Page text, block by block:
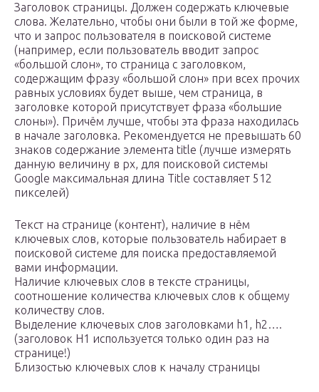
Заголовок страницы. Должен содержать ключевые
слова. Желательно, чтобы они были в той же форме,
что и запрос пользователя в поисковой системе
(например, если пользователь вводит запрос
«большой слон», то страница с заголовком,
содержащим фразу «большой слон» при всех прочих
равных условиях будет выше, чем страница, в
заголовке которой присутствует фраза «большие
слоны»). Причём лучше, чтобы эта фраза находилась
в начале заголовка. Рекомендуется не превышать 60
знаков содержание элемента title (лучше измерять
данную величину в px, для поисковой системы
Google максимальная длина Title составляет 512
пикселей)
Текст на странице (контент), наличие в нём
ключевых слов, которые пользователь набирает в
поисковой системе для поиска предоставляемой
вами информации.
Наличие ключевых слов в тексте страницы,
соотношение количества ключевых слов к общему
количеству слов.
Выделение ключевых слов заголовками h1, h2….
(заголовок H1 используется только один раз на
странице!)
Близостью ключевых слов к началу страницы